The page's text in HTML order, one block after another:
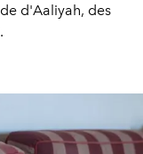
d'Aaliyah, des